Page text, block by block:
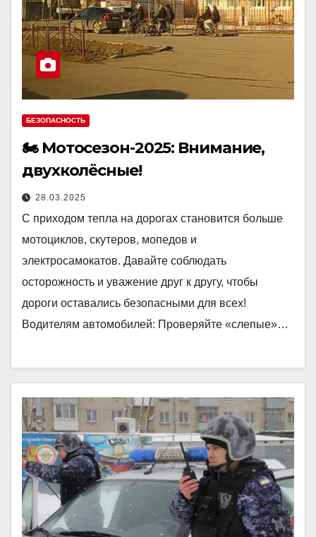
БЕЗОПАСНОСТЬ
🏍 Мотосезон-2025: Внимание,
двухколёсные!
28.03.2025
С приходом тепла на дорогах становится больше
мотоциклов, скутеров, мопедов и
электросамокатов. Давайте соблюдать
осторожность и уважение друг к другу, чтобы
дороги оставались безопасными для всех!
Водителям автомобилей: Проверяйте «слепые»…